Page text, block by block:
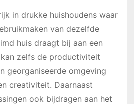
in drukke huishoudens waar
van dezelfde
huis draagt bij aan een
zelfs de productiviteit
georganiseerde omgeving
creativiteit. Daarnaast
ook bijdragen aan het